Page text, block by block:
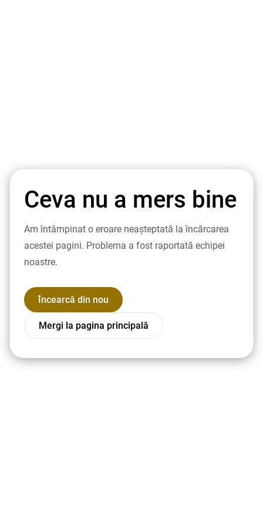
Ceva nu a mers bine
Am întâmpinat o eroare neașteptată la încărcarea
acestei pagini. Problema a fost raportată echipei
noastre.
Încearcă din nou
Mergi la pagina principală